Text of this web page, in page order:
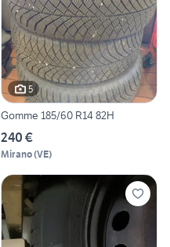
5
Gomme 185/60 R14 82H
240 €
Mirano(VE)